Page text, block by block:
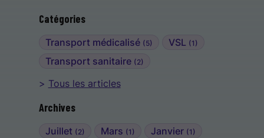
Catégories
Transport médicalisé (5) VSL (1)
Transport sanitaire (2)
Tous les articles
Archives
Juillet (2) Mars (1) Janvier (1)